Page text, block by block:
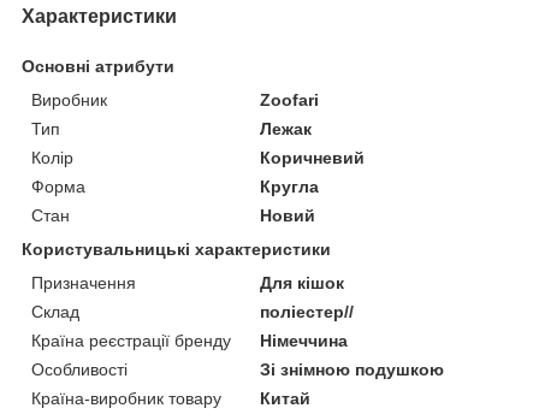
Характеристики
Основні атрибути
Виробник
Zoofari
Тип
Лежак
Колір
Коричневий
Форма
Кругла
Стан
Новий
Користувальницькі характеристики
Призначення
Для кішок
Склад
поліестер//
Країна реєстрації бренду
Німеччина
Особливості
Зі знімною подушкою
Країна-виробник товару
Китай